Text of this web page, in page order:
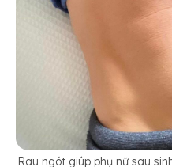
Rau ngót giúp phụ nữ sau